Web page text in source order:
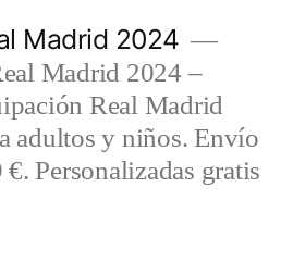
Madrid 2024
Madrid 2024 –
Real Madrid
adultos y niños. Envío
Personalizadas gratis